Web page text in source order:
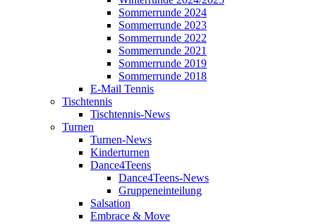
Sommerrunde 2024
Sommerrunde 2023
Sommerrunde 2022
Sommerrunde 2021
Sommerrunde 2019
Sommerrunde 2018
E-Mail Tennis
Tischtennis
Tischtennis-News
Turnen
Turnen-News
Kinderturnen
Dance4Teens
Dance4Teens-News
Gruppeneinteilung
Salsation
Embrace & Move